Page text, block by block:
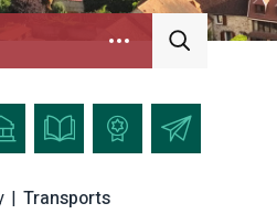
| Transports